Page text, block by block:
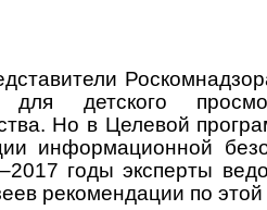
для детского
Но в Целевой
информационной
годы эксперты
рекомендации по